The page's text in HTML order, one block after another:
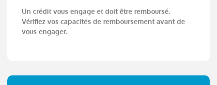
Un crédit vous engage et doit être remboursé.
Vérifiez vos capacités de remboursement avant de
vous engager.